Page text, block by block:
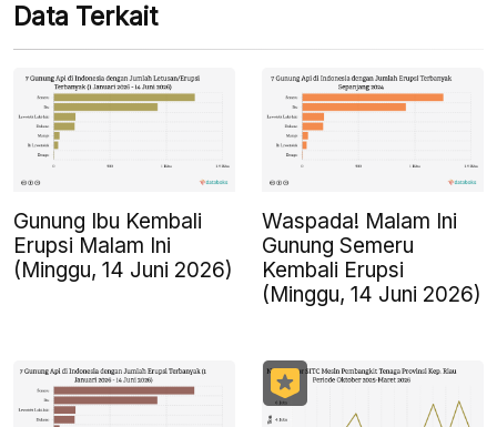
Data Terkait
Gunung Ibu Kembali
Erupsi Malam Ini
(Minggu, 14 Juni 2026)
Waspada! Malam Ini
Gunung Semeru
Kembali Erupsi
(Minggu, 14 Juni 2026)